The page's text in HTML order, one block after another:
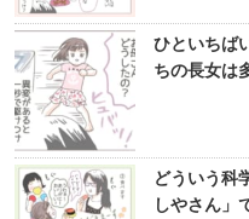
ひといちば
ちの長女は
どういう科
しやさん」